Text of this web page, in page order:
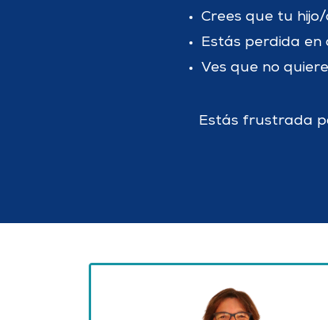
Crees que tu
Estás perdida en
Ves que no
Estás frustrada